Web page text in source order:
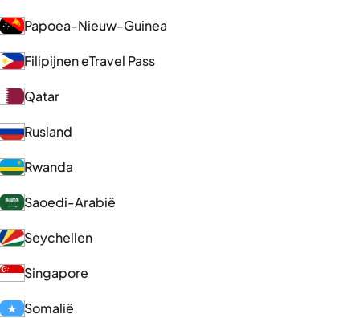
Papoea-Nieuw-Guinea
Filipijnen eTravel Pass
Qatar
Rusland
Rwanda
Saoedi-Arabië
Seychellen
Singapore
Somalië